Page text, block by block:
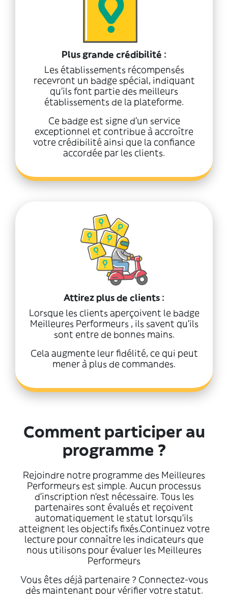
Plus grande crédibilité :
Les établissements récompensés
recevront un badge spécial, indiquant
qu’ils font partie des meilleurs
établissements de la plateforme.
Ce badge est signe d’un service
exceptionnel et contribue à accroître
votre crédibilité ainsi que la confiance
accordée par les clients.
Attirez plus de clients :
Lorsque les clients aperçoivent le badge
Meilleures Performeurs , ils savent qu'ils
sont entre de bonnes mains.
Cela augmente leur fidélité, ce qui peut
mener à plus de commandes.
Comment participer au
programme ?
Rejoindre notre programme des Meilleures
Performeurs est simple. Aucun processus
d’inscription n’est nécessaire. Tous les
partenaires sont évalués et reçoivent
automatiquement le statut lorsqu'ils
atteignent les objectifs fixés.Continuez votre
lecture pour connaître les indicateurs que
nous utilisons pour évaluer les Meilleures
Performeurs
Vous êtes déjà partenaire ? Connectez-vous
dès maintenant pour vérifier votre statut.